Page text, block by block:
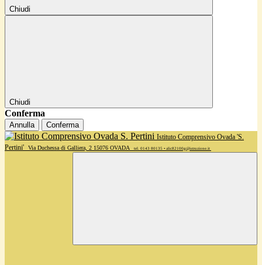
Chiudi
Chiudi
Conferma
Annulla Conferma
Istituto Comprensivo Ovada 'S.
Pertini'
Via Duchessa di Galliera, 2 15076 OVADA tel. 0143 80135 • alic82100g@istruzione.it